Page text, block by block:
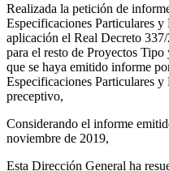
Realizada la petición de
Especificaciones Particulares y
aplicación el Real Decreto
para el resto de Proyectos
que se haya emitido informe
Especificaciones Particulares
preceptivo,
Considerando el informe
noviembre de 2019,
Esta Dirección General ha